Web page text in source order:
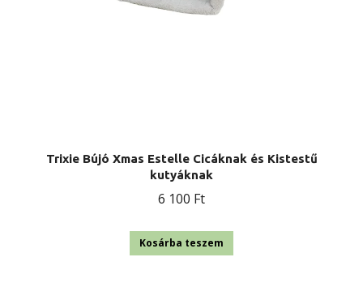
Trixie Bújó Xmas Estelle Cicáknak és Kistestű
kutyáknak
6 100 Ft
Kosárba teszem